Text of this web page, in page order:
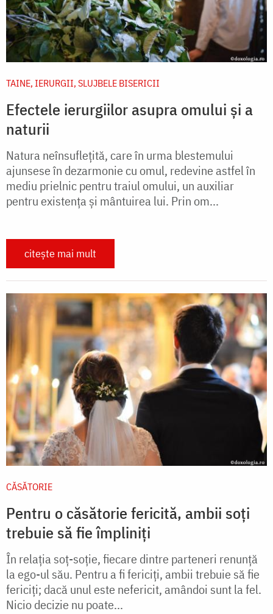
TAINE, IERURGII, SLUJBELE BISERICII
Efectele ierurgiilor asupra omului și a
naturii
Natura neînsufleţită, care în urma blestemului
ajunsese în dezarmonie cu omul, redevine astfel în
mediu prielnic pentru traiul omului, un auxiliar
pentru existenţa şi mântuirea lui. Prin om...
citește mai mult
CĂSĂTORIE
Pentru o căsătorie fericită, ambii soți
trebuie să fie împliniți
În relația soț-soție, fiecare dintre parteneri renunță
la ego-ul său. Pentru a fi fericiți, ambii trebuie să fie
fericiți; dacă unul este nefericit, amândoi sunt la fel.
Nicio decizie nu poate...